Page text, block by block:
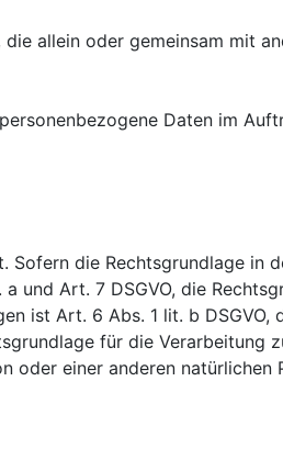
allein oder gemeinsam mit
Daten im
Sofern die Rechtsgrundlage in
und Art. 7 DSGVO, die
ist Art. 6 Abs. 1 lit. b DSGVO,
für die Verarbeitung
oder einer anderen natürlichen